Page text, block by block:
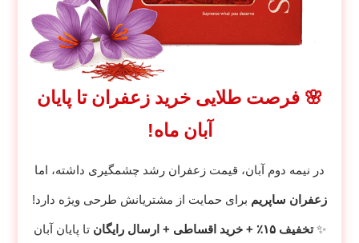
🌸 فرصت طلایی خرید زعفران تا پایان
آبان ماه!
در نیمه دوم آبان، قیمت زعفران رشد چشمگیری داشته، اما
زعفران ساپریم برای حمایت از مشتریانش طرحی ویژه دارد!
✨تخفیف ۱۵٪ + خرید اقساطی + ارسال رایگان تا پایان آبان